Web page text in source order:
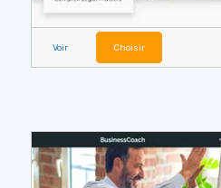
Voir Choisir